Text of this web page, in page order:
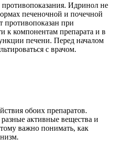
Идринол не
печеночной и почечной
противопоказан при
к компонентам препарата и в
печени. Перед началом
с врачом.
обоих препаратов.
активные вещества и
важно понимать, как